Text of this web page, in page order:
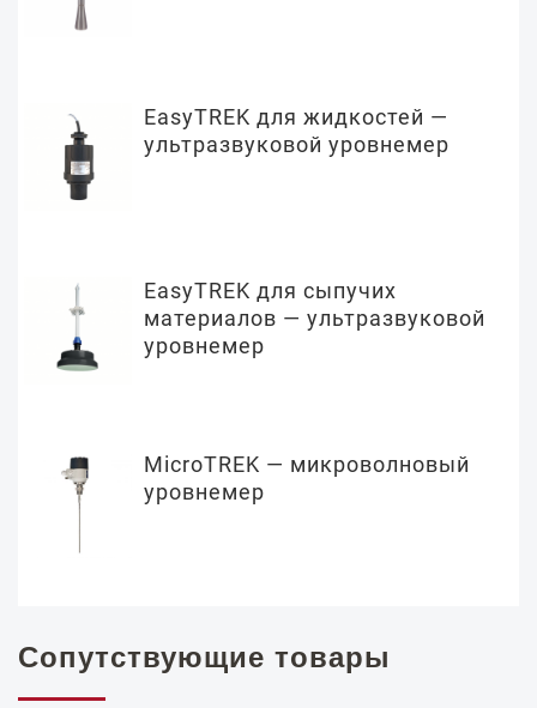
EasyTREK для жидкостей —
ультразвуковой уровнемер
EasyTREK для сыпучих
материалов — ультразвуковой
уровнемер
MicroTREK — микроволновый
уровнемер
Сопутствующие товары